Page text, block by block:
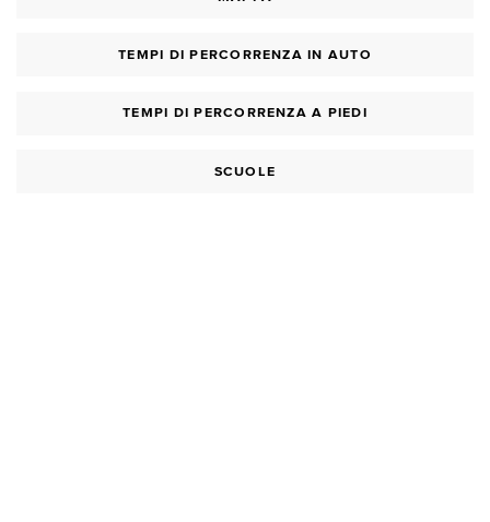
TEMPI DI PERCORRENZA IN AUTO
TEMPI DI PERCORRENZA A PIEDI
SCUOLE